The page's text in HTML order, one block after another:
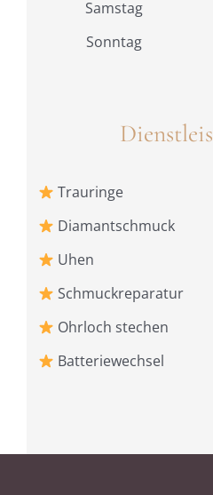
Samstag
Sonntag
Trauringe
Diamantschmuck
Uhen
Schmuckreparatur
Ohrloch stechen
Batteriewechsel